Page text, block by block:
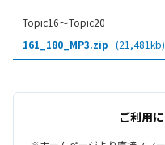
Topic16～Topic20
161_180_MP3.zip (21,481kb)
ご利用